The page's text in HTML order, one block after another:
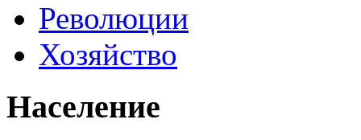
Революции
Хозяйство
Население